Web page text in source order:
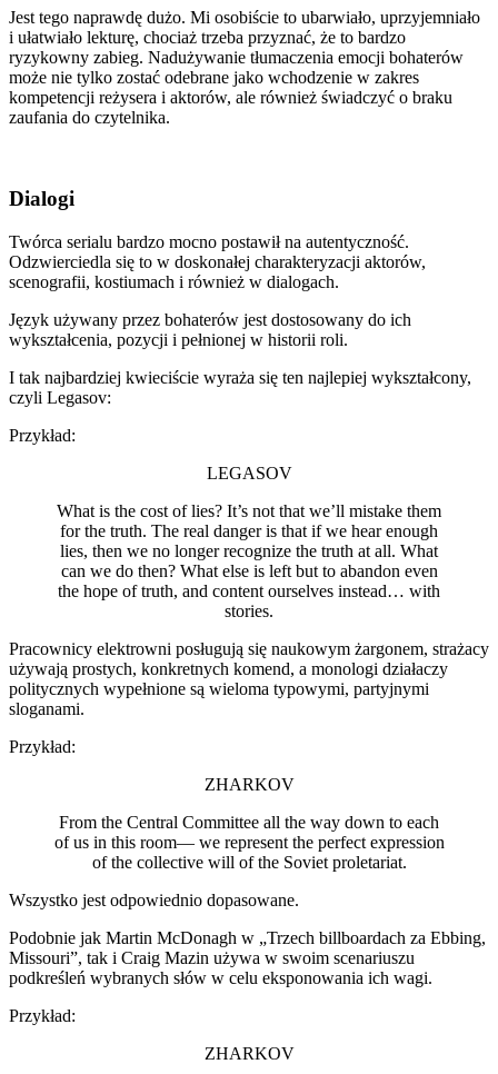
Jest tego naprawdę dużo. Mi osobiście to ubarwiało, uprzyjemniało
i ułatwiało lekturę, chociaż trzeba przyznać, że to bardzo
ryzykowny zabieg. Nadużywanie tłumaczenia emocji bohaterów
może nie tylko zostać odebrane jako wchodzenie w zakres
kompetencji reżysera i aktorów, ale również świadczyć o braku
zaufania do czytelnika.
Dialogi
Twórca serialu bardzo mocno postawił na autentyczność.
Odzwierciedla się to w doskonałej charakteryzacji aktorów,
scenografii, kostiumach i również w dialogach.
Język używany przez bohaterów jest dostosowany do ich
wykształcenia, pozycji i pełnionej w historii roli.
I tak najbardziej kwieciście wyraża się ten najlepiej wykształcony,
czyli Legasov:
Przykład:
LEGASOV
What is the cost of lies? It’s not that we’ll mistake them
for the truth. The real danger is that if we hear enough
lies, then we no longer recognize the truth at all. What
can we do then? What else is left but to abandon even
the hope of truth, and content ourselves instead… with
stories.
Pracownicy elektrowni posługują się naukowym żargonem, strażacy
używają prostych, konkretnych komend, a monologi działaczy
politycznych wypełnione są wieloma typowymi, partyjnymi
sloganami.
Przykład:
ZHARKOV
From the Central Committee all the way down to each
of us in this room— we represent the perfect expression
of the collective will of the Soviet proletariat.
Wszystko jest odpowiednio dopasowane.
Podobnie jak Martin McDonagh w „Trzech billboardach za Ebbing,
Missouri”, tak i Craig Mazin używa w swoim scenariuszu
podkreśleń wybranych słów w celu eksponowania ich wagi.
Przykład:
ZHARKOV